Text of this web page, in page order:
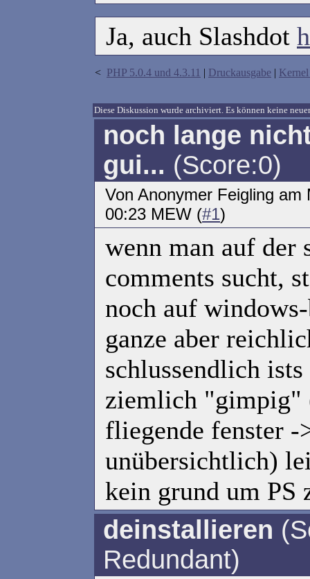
Ja, auch Slashdot
< PHP 5.0.4 und 4.3.11 | Druckausgabe |
Diese Diskussion wurde archiviert. Es können keine
noch lange
gui... (Score:0)
Von Anonymer Feigling am
00:23 MEW (#1)
wenn man auf der
comments sucht,
noch auf
ganze aber
schlussendlich
ziemlich "gimpig"
fliegende fenster
unübersichtlich)
kein grund um PS
deinstallieren
Redundant)